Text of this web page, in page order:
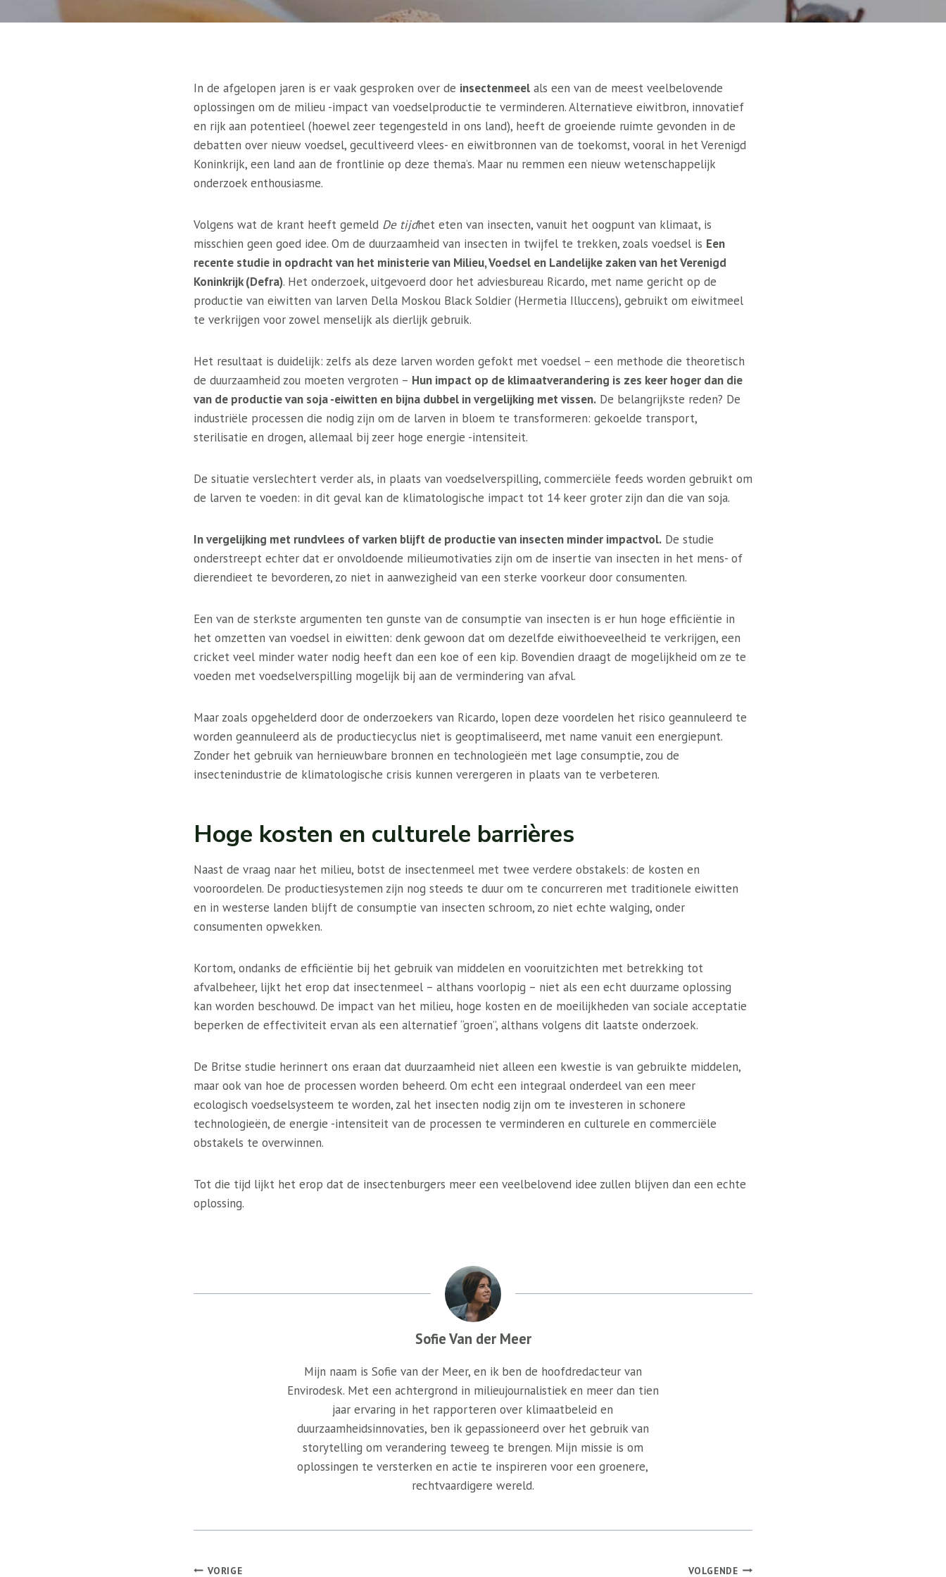
In de afgelopen jaren is er vaak gesproken over de insectenmeel als een van de meest veelbelovende
oplossingen om de milieu -impact van voedselproductie te verminderen. Alternatieve eiwitbron, innovatief
en rijk aan potentieel (hoewel zeer tegengesteld in ons land), heeft de groeiende ruimte gevonden in de
debatten over nieuw voedsel, gecultiveerd vlees- en eiwitbronnen van de toekomst, vooral in het Verenigd
Koninkrijk, een land aan de frontlinie op deze thema’s. Maar nu remmen een nieuw wetenschappelijk
onderzoek enthousiasme.
Volgens wat de krant heeft gemeld De tijdhet eten van insecten, vanuit het oogpunt van klimaat, is
misschien geen goed idee. Om de duurzaamheid van insecten in twijfel te trekken, zoals voedsel is Een
recente studie in opdracht van het ministerie van Milieu, Voedsel en Landelijke zaken van het Verenigd
Koninkrijk (Defra). Het onderzoek, uitgevoerd door het adviesbureau Ricardo, met name gericht op de
productie van eiwitten van larven Della Moskou Black Soldier (Hermetia Illuccens), gebruikt om eiwitmeel
te verkrijgen voor zowel menselijk als dierlijk gebruik.
Het resultaat is duidelijk: zelfs als deze larven worden gefokt met voedsel – een methode die theoretisch
de duurzaamheid zou moeten vergroten – Hun impact op de klimaatverandering is zes keer hoger dan die
van de productie van soja -eiwitten en bijna dubbel in vergelijking met vissen. De belangrijkste reden? De
industriële processen die nodig zijn om de larven in bloem te transformeren: gekoelde transport,
sterilisatie en drogen, allemaal bij zeer hoge energie -intensiteit.
De situatie verslechtert verder als, in plaats van voedselverspilling, commerciële feeds worden gebruikt om
de larven te voeden: in dit geval kan de klimatologische impact tot 14 keer groter zijn dan die van soja.
In vergelijking met rundvlees of varken blijft de productie van insecten minder impactvol. De studie
onderstreept echter dat er onvoldoende milieumotivaties zijn om de insertie van insecten in het mens- of
dierendieet te bevorderen, zo niet in aanwezigheid van een sterke voorkeur door consumenten.
Een van de sterkste argumenten ten gunste van de consumptie van insecten is er hun hoge efficiëntie in
het omzetten van voedsel in eiwitten: denk gewoon dat om dezelfde eiwithoeveelheid te verkrijgen, een
cricket veel minder water nodig heeft dan een koe of een kip. Bovendien draagt ​​de mogelijkheid om ze te
voeden met voedselverspilling mogelijk bij aan de vermindering van afval.
Maar zoals opgehelderd door de onderzoekers van Ricardo, lopen deze voordelen het risico geannuleerd te
worden geannuleerd als de productiecyclus niet is geoptimaliseerd, met name vanuit een energiepunt.
Zonder het gebruik van hernieuwbare bronnen en technologieën met lage consumptie, zou de
insectenindustrie de klimatologische crisis kunnen verergeren in plaats van te verbeteren.
Hoge kosten en culturele barrières
Naast de vraag naar het milieu, botst de insectenmeel met twee verdere obstakels: de kosten en
vooroordelen. De productiesystemen zijn nog steeds te duur om te concurreren met traditionele eiwitten
en in westerse landen blijft de consumptie van insecten schroom, zo niet echte walging, onder
consumenten opwekken.
Kortom, ondanks de efficiëntie bij het gebruik van middelen en vooruitzichten met betrekking tot
afvalbeheer, lijkt het erop dat insectenmeel – althans voorlopig – niet als een echt duurzame oplossing
kan worden beschouwd. De impact van het milieu, hoge kosten en de moeilijkheden van sociale acceptatie
beperken de effectiviteit ervan als een alternatief “groen”, althans volgens dit laatste onderzoek.
De Britse studie herinnert ons eraan dat duurzaamheid niet alleen een kwestie is van gebruikte middelen,
maar ook van hoe de processen worden beheerd. Om echt een integraal onderdeel van een meer
ecologisch voedselsysteem te worden, zal het insecten nodig zijn om te investeren in schonere
technologieën, de energie -intensiteit van de processen te verminderen en culturele en commerciële
obstakels te overwinnen.
Tot die tijd lijkt het erop dat de insectenburgers meer een veelbelovend idee zullen blijven dan een echte
oplossing.
Sofie Van der Meer
Mijn naam is Sofie van der Meer, en ik ben de hoofdredacteur van
Envirodesk. Met een achtergrond in milieujournalistiek en meer dan tien
jaar ervaring in het rapporteren over klimaatbeleid en
duurzaamheidsinnovaties, ben ik gepassioneerd over het gebruik van
storytelling om verandering teweeg te brengen. Mijn missie is om
oplossingen te versterken en actie te inspireren voor een groenere,
rechtvaardigere wereld.
VORIGE VOLGENDE